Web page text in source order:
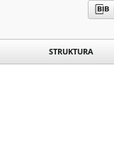
STRUKTURA